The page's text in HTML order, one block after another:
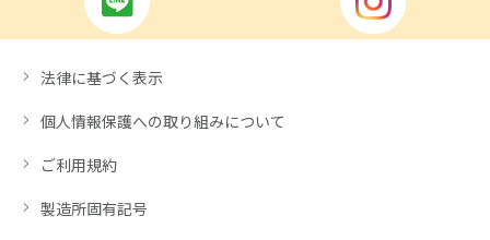
法律に基づく表示
個人情報保護への取り組みについて
ご利用規約
製造所固有記号